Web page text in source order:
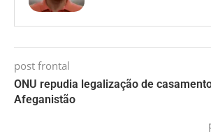
post frontal
ONU repudia legalização de
Afeganistão